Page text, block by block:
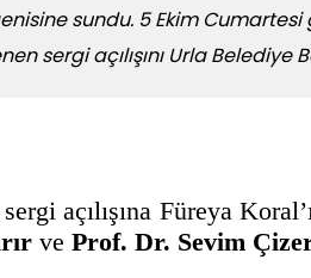
sundu. 5 Ekim Cumartesi
sergi açılışını Urla Belediye
açılışına Füreya
ve Prof. Dr. Sevim